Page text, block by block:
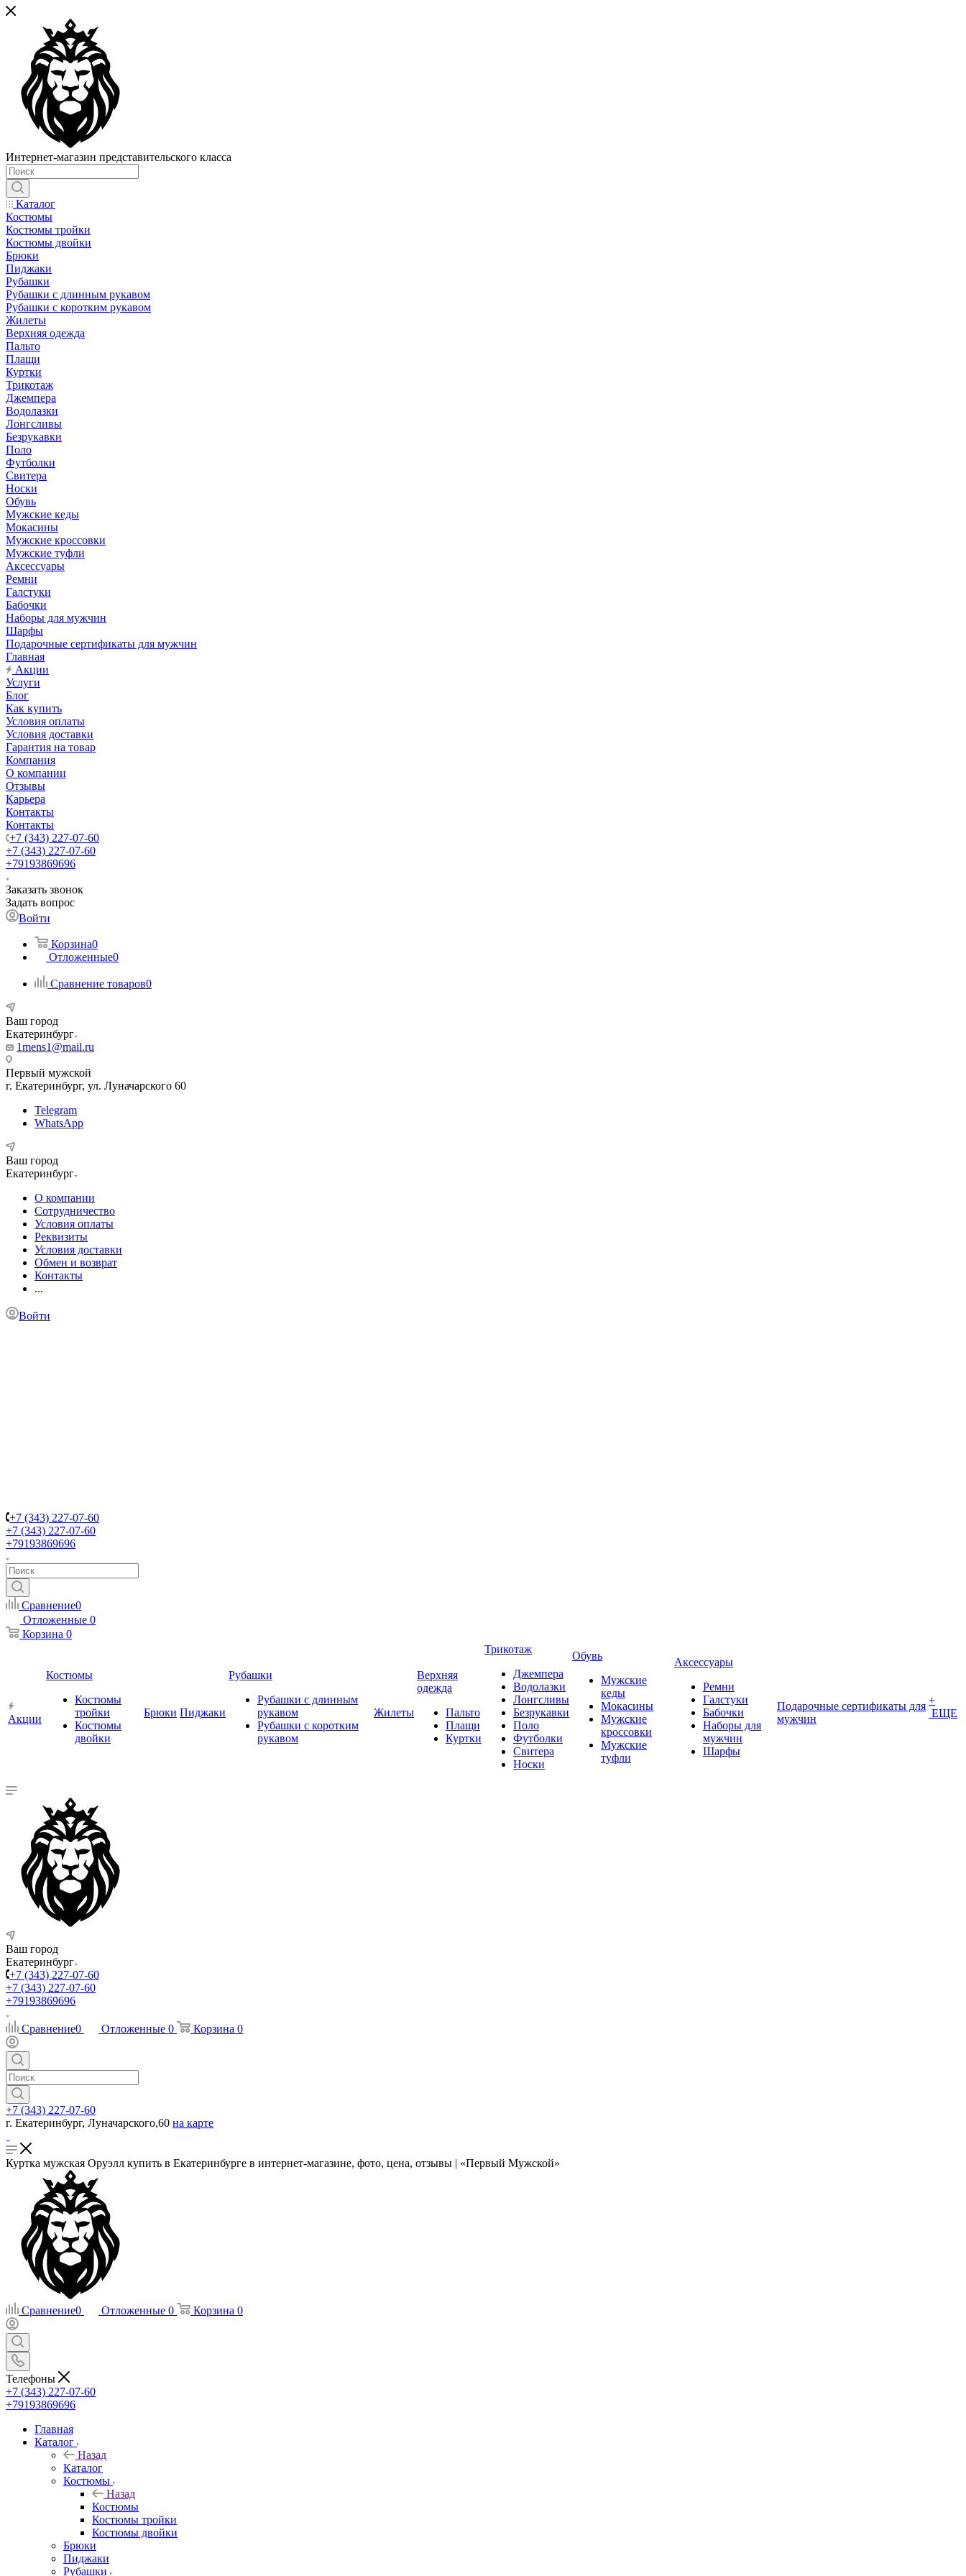
Интернет-магазин представительского класса
Каталог
Костюмы
Костюмы тройки
Костюмы двойки
Брюки
Пиджаки
Рубашки
Рубашки с длинным рукавом
Рубашки с коротким рукавом
Жилеты
Верхняя одежда
Пальто
Плащи
Куртки
Трикотаж
Джемпера
Водолазки
Лонгсливы
Безрукавки
Поло
Футболки
Свитера
Носки
Обувь
Мужские кеды
Мокасины
Мужские кроссовки
Мужские туфли
Аксессуары
Ремни
Галстуки
Бабочки
Наборы для мужчин
Шарфы
Подарочные сертификаты для мужчин
Главная
Акции
Услуги
Блог
Как купить
Условия оплаты
Условия доставки
Гарантия на товар
Компания
О компании
Отзывы
Карьера
Контакты
Контакты
+7 (343) 227-07-60
+7 (343) 227-07-60
+79193869696
Заказать звонок
Задать вопрос
Войти
Корзина0
Отложенные0
Сравнение товаров0
Ваш город
Екатеринбург
1mens1@mail.ru
Первый мужской
г. Екатеринбург, ул. Луначарского 60
Telegram
WhatsApp
Ваш город
Екатеринбург
О компании
Сотрудничество
Условия оплаты
Реквизиты
Условия доставки
Обмен и возврат
Контакты
...
Войти
+7 (343) 227-07-60
+7 (343) 227-07-60
+79193869696
Сравнение0
Отложенные 0
Корзина 0
Акции
Костюмы
Костюмы
тройки
Костюмы
двойки
Брюки Пиджаки
Рубашки
Рубашки с длинным
рукавом
Рубашки с коротким
рукавом
Жилеты
Верхняя
одежда
Пальто
Плащи
Куртки
Трикотаж
Джемпера
Водолазки
Лонгсливы
Безрукавки
Поло
Футболки
Свитера
Носки
Обувь
Мужские
кеды
Мокасины
Мужские
кроссовки
Мужские
туфли
Аксессуары
Ремни
Галстуки
Бабочки
Наборы для
мужчин
Шарфы
Подарочные сертификаты для
мужчин
+
ЕЩЕ
Ваш город
Екатеринбург
+7 (343) 227-07-60
+7 (343) 227-07-60
+79193869696
Сравнение0 Отложенные 0 Корзина 0
+7 (343) 227-07-60
г. Екатеринбург, Луначарского,60 на карте
Куртка мужская Оруэлл купить в Екатеринбурге в интернет-магазине, фото, цена, отзывы | «Первый Мужской»
Сравнение0 Отложенные 0 Корзина 0
Телефоны
+7 (343) 227-07-60
+79193869696
Главная
Каталог
Назад
Каталог
Костюмы
Назад
Костюмы
Костюмы тройки
Костюмы двойки
Брюки
Пиджаки
Рубашки